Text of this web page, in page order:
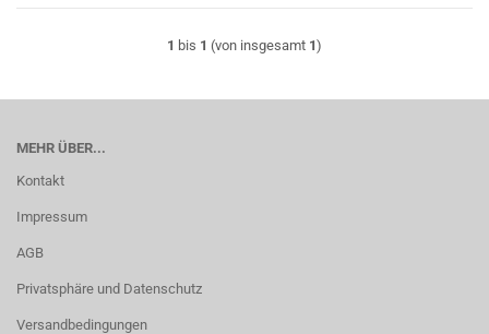
1 bis 1 (von insgesamt 1)
MEHR ÜBER...
Kontakt
Impressum
AGB
Privatsphäre und Datenschutz
Versandbedingungen